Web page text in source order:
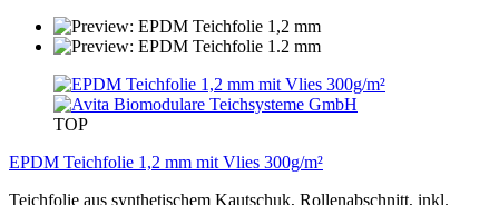
TOP
EPDM Teichfolie 1,2 mm mit Vlies 300g/m²
Teichfolie aus synthetischem Kautschuk, Rollenabschnitt, inkl.